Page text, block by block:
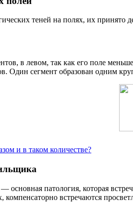
теней на полях, их
в левом, так как его поле
Один сегмент образован одним
и в таком количестве?
— основная патология, которая
компенсаторно встречаются